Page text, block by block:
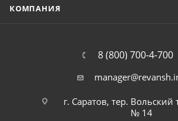
КОМПАНИЯ
8 (800) 700-4-700
г. Саратов, тер. Вольский
№ 14